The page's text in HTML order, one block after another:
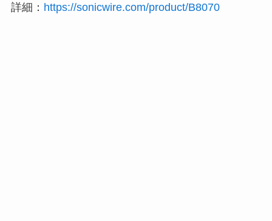
詳細： https://sonicwire.com/product/B8070